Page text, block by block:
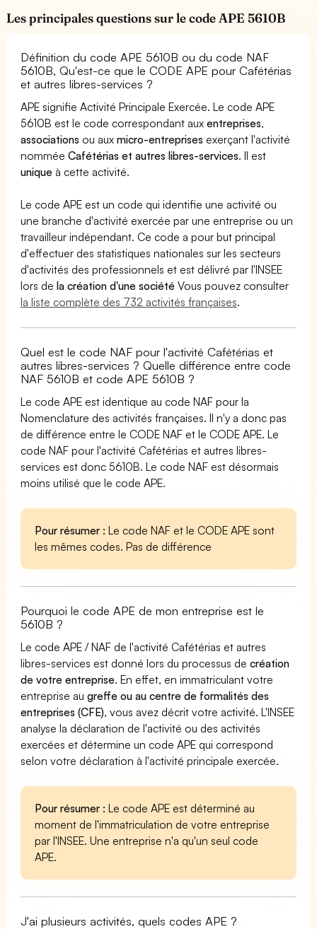
Les principales questions sur le code APE 5610B
Définition du code APE 5610B ou du code NAF
5610B, Qu'est-ce que le CODE APE pour Cafétérias
et autres libres-services ?
APE signifie Activité Principale Exercée. Le code APE
5610B est le code correspondant auxentreprises,
associations ou auxmicro-entreprises exerçant l'activité
nomméeCafétérias et autres libres-services. Il est
unique à cette activité.
Le code APE est un code qui identifie une activité ou
une branche d'activité exercée par une entreprise ou un
travailleur indépendant. Ce code a pour but principal
d'effectuer des statistiques nationales sur les secteurs
d'activités des professionnels et est délivré par l'INSEE
lors dela création d'une société Vous pouvez consulter
la liste complète des 732 activités françaises.
Quel est le code NAF pour l'activité Cafétérias et
autres libres-services ? Quelle différence entre code
NAF 5610B et code APE 5610B ?
Le code APE est identique au code NAF pour la
Nomenclature des activités françaises. Il n'y a donc pas
de différence entre le CODE NAF et le CODE APE. Le
code NAF pour l'activité Cafétérias et autres libres-
services est donc 5610B. Le code NAF est désormais
moins utilisé que le code APE.
Pour résumer : Le code NAF et le CODE APE sont
les mêmes codes. Pas de différence
Pourquoi le code APE de mon entreprise est le
5610B ?
Le code APE / NAF de l'activité Cafétérias et autres
libres-services est donné lors du processus decréation
de votre entreprise. En effet, en immatriculant votre
entreprise augreffe ou au centre de formalités des
entreprises (CFE), vous avez décrit votre activité. L'INSEE
analyse la déclaration de l'activité ou des activités
exercées et détermine un code APE qui correspond
selon votre déclaration à l'activité principale exercée.
Pour résumer : Le code APE est déterminé au
moment de l'immatriculation de votre entreprise
par l'INSEE. Une entreprise n'a qu'un seul code
APE.
J'ai plusieurs activités, quels codes APE ?